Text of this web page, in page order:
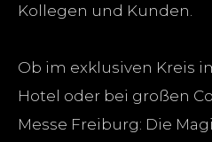
Kollegen und Kunden.
Ob im exklusiven Kreis
Hotel oder bei großen
Messe Freiburg: Die